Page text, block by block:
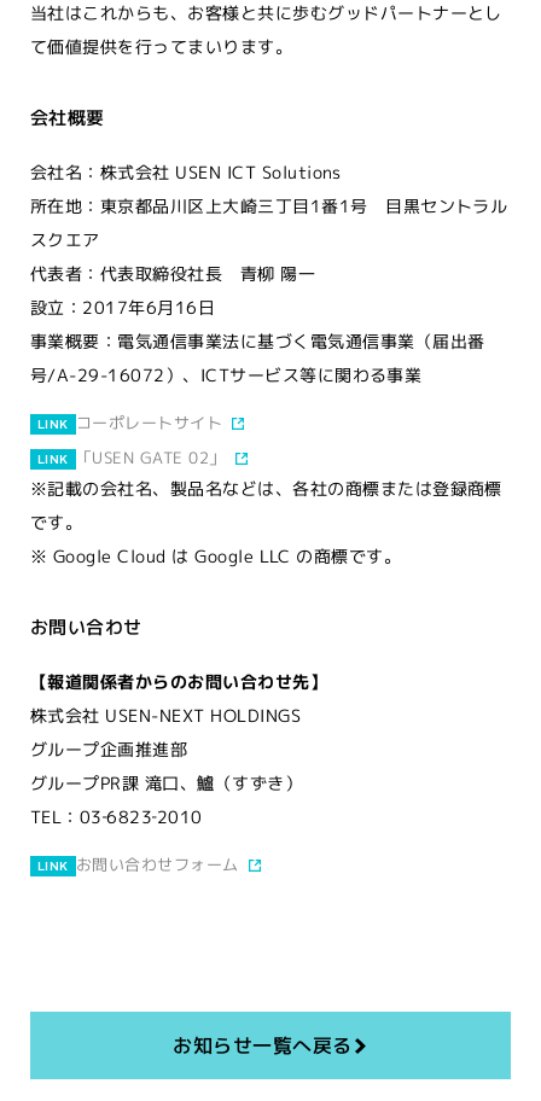
当社はこれからも、お客様と共に歩むグッドパートナーとし
て価値提供を行ってまいります。
会社概要
会社名：株式会社 USEN ICT Solutions
所在地：東京都品川区上大崎三丁目1番1号 目黒セントラル
スクエア
代表者：代表取締役社長 青柳 陽一
設立：2017年6月16日
事業概要：電気通信事業法に基づく電気通信事業（届出番
号/A-29-16072）、ICTサービス等に関わる事業
LINK コーポレートサイト
LINK 「USEN GATE 02」
※記載の会社名、製品名などは、各社の商標または登録商標
です。
※ Google Cloud は Google LLC の商標です。
お問い合わせ
【報道関係者からのお問い合わせ先】
株式会社 USEN-NEXT HOLDINGS
グループ企画推進部
グループPR課 滝口、鱸（すずき）
TEL：03‐6823‐2010
LINK お問い合わせフォーム
お知らせ一覧へ戻る